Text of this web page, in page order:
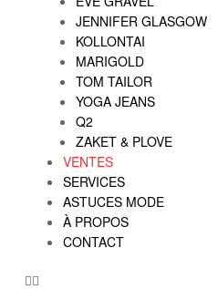
JENNIFER GLASGOW
KOLLONTAI
MARIGOLD
TOM TAILOR
YOGA JEANS
Q2
ZAKET & PLOVE
VENTES
SERVICES
ASTUCES MODE
À PROPOS
CONTACT